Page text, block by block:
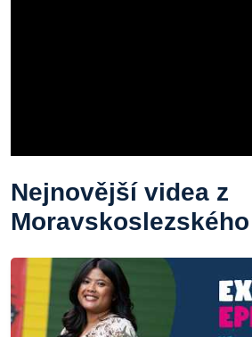
Nejnovější videa z